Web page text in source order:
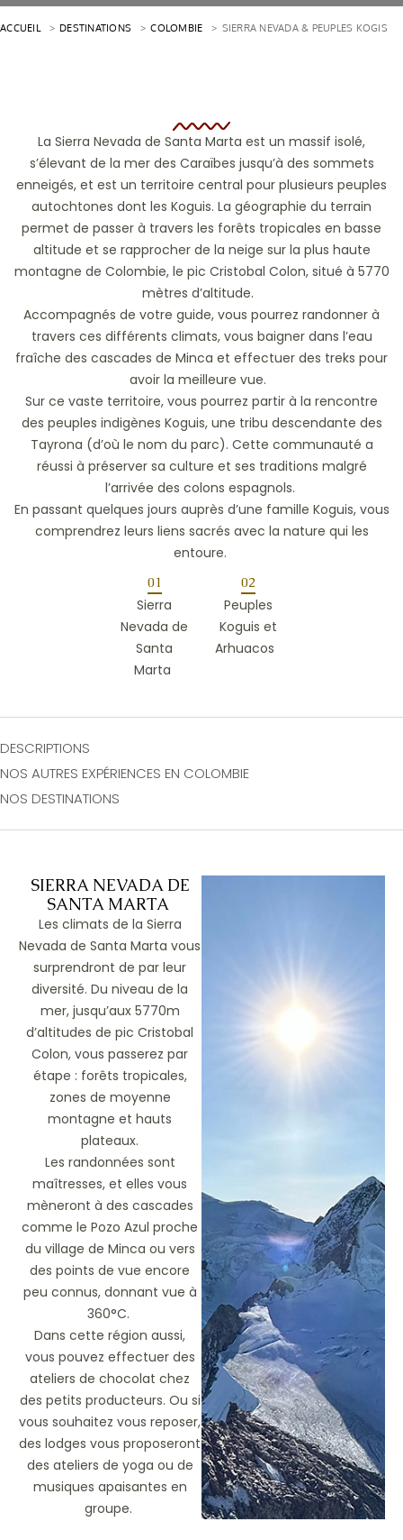
ACCUEIL DESTINATIONS COLOMBIE SIERRA NEVADA & PEUPLES KOGIS
La Sierra Nevada de Santa Marta est un massif isolé,
s’élevant de la mer des Caraïbes jusqu’à des sommets
enneigés, et est un territoire central pour plusieurs peuples
autochtones dont les Koguis. La géographie du terrain
permet de passer à travers les forêts tropicales en basse
altitude et se rapprocher de la neige sur la plus haute
montagne de Colombie, le pic Cristobal Colon, situé à 5770
mètres d’altitude.
Accompagnés de votre guide, vous pourrez randonner à
travers ces différents climats, vous baigner dans l’eau
fraîche des cascades de Minca et effectuer des treks pour
avoir la meilleure vue.
Sur ce vaste territoire, vous pourrez partir à la rencontre
des peuples indigènes Koguis, une tribu descendante des
Tayrona (d’où le nom du parc). Cette communauté a
réussi à préserver sa culture et ses traditions malgré
l’arrivée des colons espagnols.
En passant quelques jours auprès d’une famille Koguis, vous
comprendrez leurs liens sacrés avec la nature qui les
entoure.
01
Sierra
Nevada de
Santa
Marta
02
Peuples
Koguis et
Arhuacos
DESCRIPTIONS
NOS AUTRES EXPÉRIENCES EN COLOMBIE
NOS DESTINATIONS
SIERRA NEVADA DE
SANTA MARTA
Les climats de la Sierra
Nevada de Santa Marta vous
surprendront de par leur
diversité. Du niveau de la
mer, jusqu’aux 5770m
d’altitudes de pic Cristobal
Colon, vous passerez par
étape : forêts tropicales,
zones de moyenne
montagne et hauts
plateaux.
Les randonnées sont
maîtresses, et elles vous
mèneront à des cascades
comme le Pozo Azul proche
du village de Minca ou vers
des points de vue encore
peu connus, donnant vue à
360°C.
Dans cette région aussi,
vous pouvez effectuer des
ateliers de chocolat chez
des petits producteurs. Ou si
vous souhaitez vous reposer,
des lodges vous proposeront
des ateliers de yoga ou de
musiques apaisantes en
groupe.